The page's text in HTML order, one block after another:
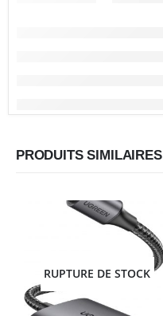
PRODUITS SIMILAIRES
RUPTURE DE STOCK